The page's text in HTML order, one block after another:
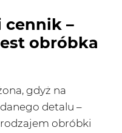
–
obróbka
gdyż na
detalu –
obróbki